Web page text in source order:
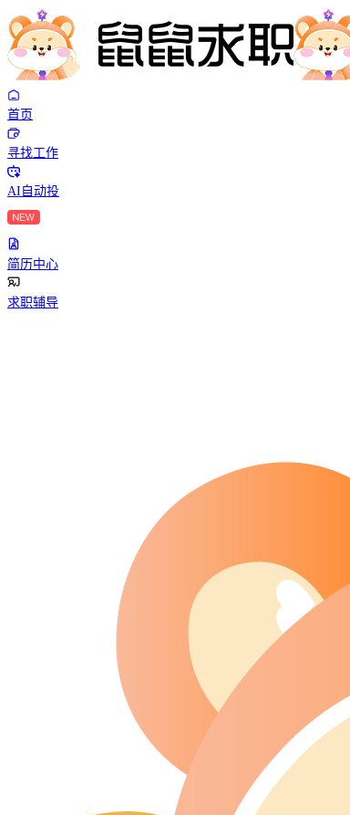
首页
寻找工作
AI自动投
简历中心
求职辅导